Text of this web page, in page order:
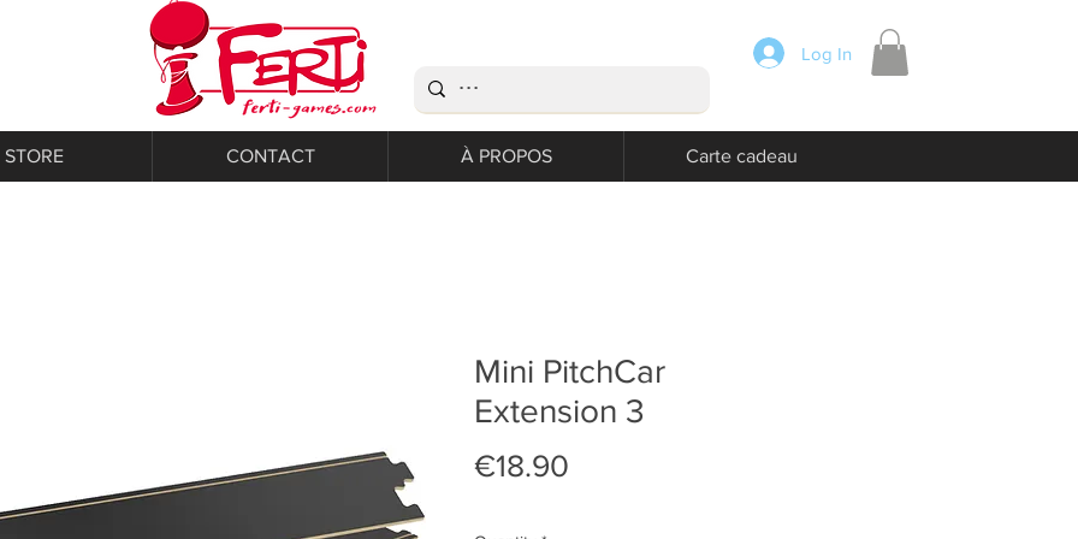
Log In
STORE CONTACT À PROPOS Carte cadeau
Mini PitchCar
Extension 3
€18.90